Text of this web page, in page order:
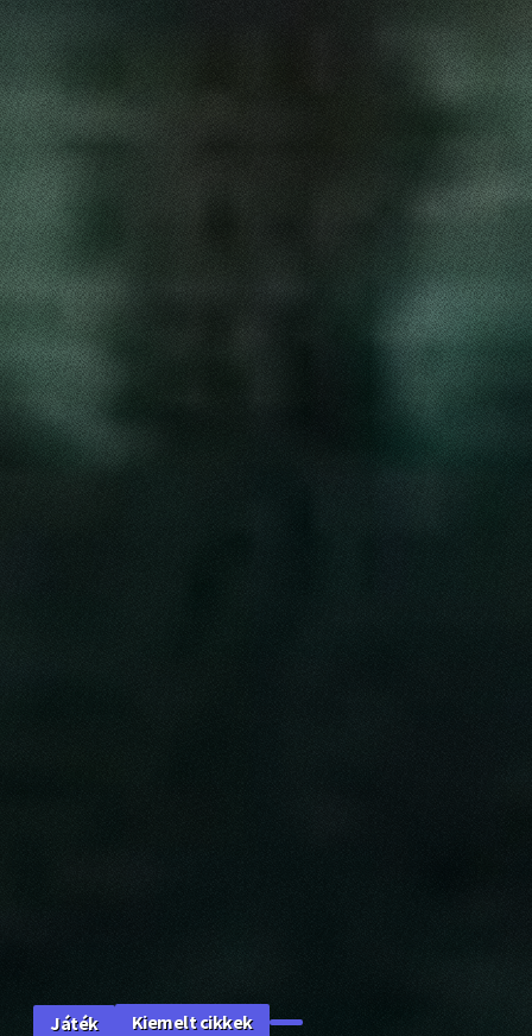
Játék Kiemelt cikkek